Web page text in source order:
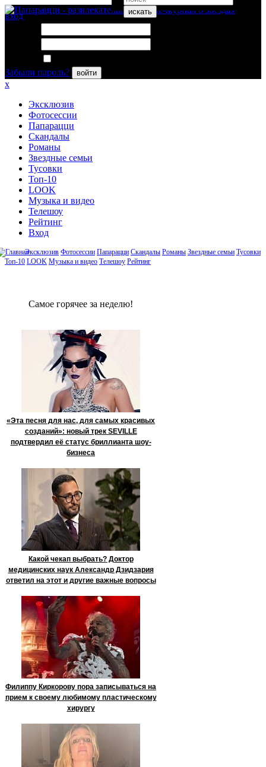
искать
вход
Забыли пароль?
войти
x
Эксклюзив
Фотосессии
Папарацци
Скандалы
Романы
Звездные семьи
Тусовки
Топ-10
LOOK
Музыка и видео
Телешоу
Рейтинг
Вход
Эксклюзив Фотосессии Папарацци Скандалы Романы Звездные семьи Тусовки
Топ-10 LOOK Музыка и видео Телешоу Рейтинг
Сaмое гoрячее за неделю!
«Эта песня для нас, для самых красивых
созданий»: новый трек SEVILLE
подтвердил её статус бриллианта шоу-
бизнеса
Какой чекап выбрать? Доктор
медицинских наук Александр Дзидзария
ответил на этот и другие важные вопросы
Филиппу Киркорову пора записываться на
прием к своему любимому пластическому
хирургу